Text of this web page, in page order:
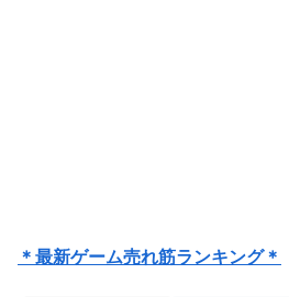
＊最新ゲーム売れ筋ランキング＊